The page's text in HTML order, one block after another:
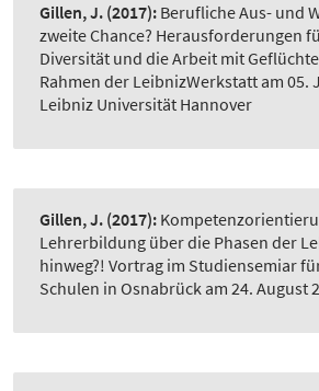
Gillen, J. (2017): Berufliche Aus- und
zweite Chance? Herausforderungen
Diversität und die Arbeit mit
Rahmen der LeibnizWerkstatt am 05.
Leibniz Universität Hannover
Gillen, J. (2017):
Lehrerbildung über die Phasen der
hinweg?! Vortrag im Studiensemiar
Schulen in Osnabrück am 24. August